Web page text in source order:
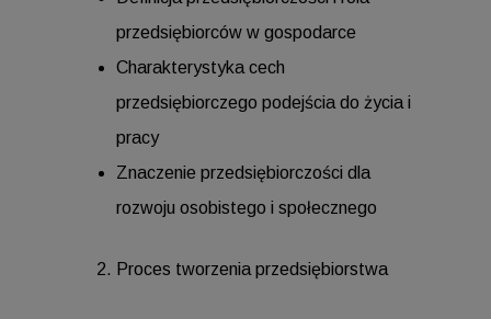
przedsiębiorców w gospodarce
Charakterystyka cech
przedsiębiorczego podejścia do życia i
pracy
Znaczenie przedsiębiorczości dla
rozwoju osobistego i społecznego
Proces tworzenia przedsiębiorstwa